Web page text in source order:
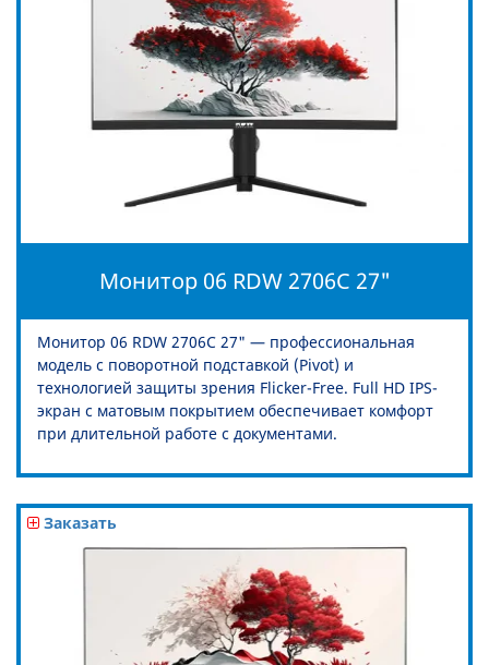
Монитор 06 RDW 2706C 27"
Монитор 06 RDW 2706C 27" — профессиональная
модель с поворотной подставкой (Pivot) и
технологией защиты зрения Flicker-Free. Full HD IPS-
экран с матовым покрытием обеспечивает комфорт
при длительной работе с документами.
Заказать